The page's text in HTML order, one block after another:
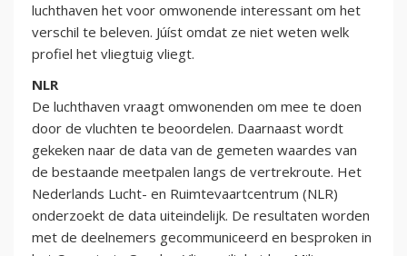
luchthaven het voor omwonende interessant om het
verschil te beleven. Júíst omdat ze niet weten welk
profiel het vliegtuig vliegt.
NLR
De luchthaven vraagt omwonenden om mee te doen
door de vluchten te beoordelen. Daarnaast wordt
gekeken naar de data van de gemeten waardes van
de bestaande meetpalen langs de vertrekroute. Het
Nederlands Lucht- en Ruimtevaartcentrum (NLR)
onderzoekt de data uiteindelijk. De resultaten worden
met de deelnemers gecommuniceerd en besproken in